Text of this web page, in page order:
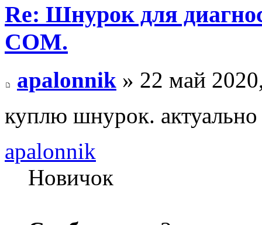
Re: Шнурок для
COM.
apalonnik » 22 май
куплю шнурок.
apalonnik
Новичок